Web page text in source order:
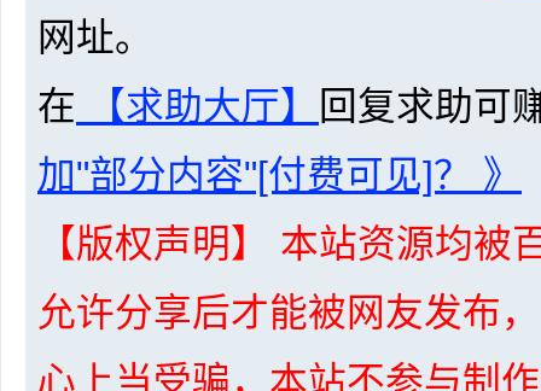
网址。
在 【求助大厅】
回复求助可
加"部分内容"[付费可见]？ 》
【版权声明】 本站资源均
允许分享后才能被网友发布
心上当受骗，本站不参与制